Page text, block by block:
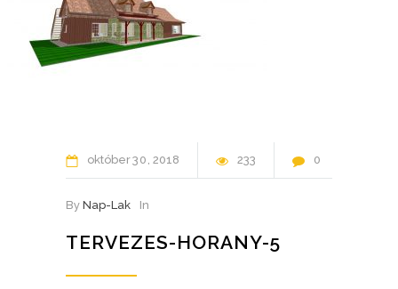
október30 2018 233 0
By Nap-Lak In
TERVEZES-HORANY-5